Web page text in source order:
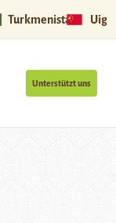
Turkmenistan
Unterstützt uns